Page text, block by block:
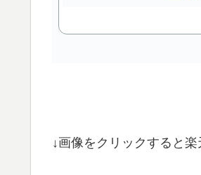
↓画像をクリックすると